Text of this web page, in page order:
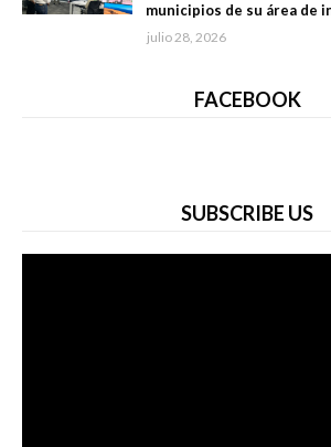
municipios de su área de
julio 28, 2026
FACEBOOK
SUBSCRIBE US